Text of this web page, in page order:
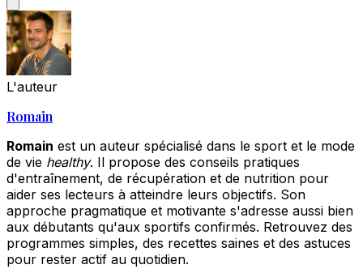
L'auteur
Romain
Romain est un auteur spécialisé dans le sport et le mode
de vie healthy. Il propose des conseils pratiques
d'entraînement, de récupération et de nutrition pour
aider ses lecteurs à atteindre leurs objectifs. Son
approche pragmatique et motivante s'adresse aussi bien
aux débutants qu'aux sportifs confirmés. Retrouvez des
programmes simples, des recettes saines et des astuces
pour rester actif au quotidien.